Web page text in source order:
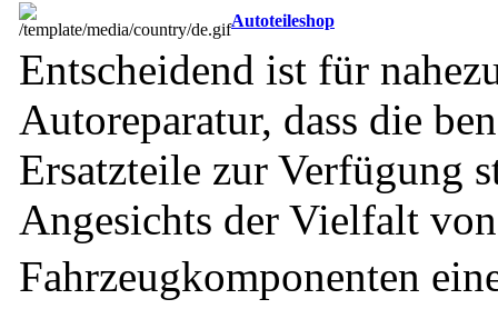
Autoteileshop
Entscheidend ist für
Autoreparatur, dass die
Ersatzteile zur Verfügung
Angesichts der Vielfalt
Fahrzeugkomponenten